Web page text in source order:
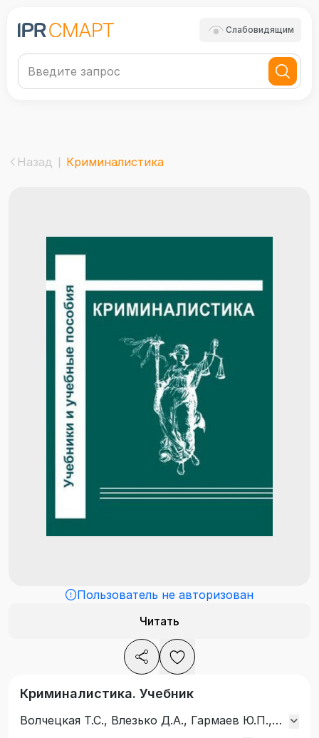
Слабовидящим
Назад Криминалистика
Пользователь не авторизован
Читать
Криминалистика. Учебник
Волчецкая Т.С., Влезько Д.А., Гармаев Ю.П.,